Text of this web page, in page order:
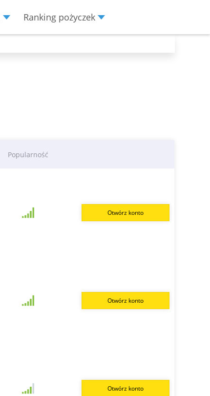
Ranking pożyczek
Popularność
Otwórz konto
Otwórz konto
Otwórz konto